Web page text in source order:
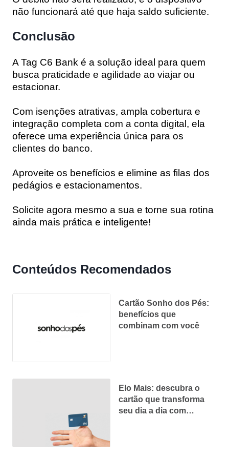
não funcionará até que haja saldo suficiente.
Conclusão
A Tag C6 Bank é a solução ideal para quem
busca praticidade e agilidade ao viajar ou
estacionar.
Com isenções atrativas, ampla cobertura e
integração completa com a conta digital, ela
oferece uma experiência única para os
clientes do banco.
Aproveite os benefícios e elimine as filas dos
pedágios e estacionamentos.
Solicite agora mesmo a sua e torne sua rotina
ainda mais prática e inteligente!
Conteúdos Recomendados
Cartão Sonho dos Pés:
benefícios que
combinam com você
Elo Mais: descubra o
cartão que transforma
seu dia a dia com